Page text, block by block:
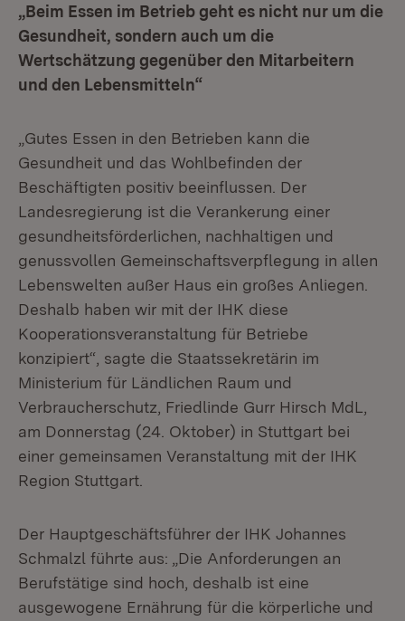
„Beim Essen im Betrieb geht es nicht nur um die
Gesundheit, sondern auch um die
Wertschätzung gegenüber den Mitarbeitern
und den Lebensmitteln“
„Gutes Essen in den Betrieben kann die
Gesundheit und das Wohlbefinden der
Beschäftigten positiv beeinflussen. Der
Landesregierung ist die Verankerung einer
gesundheitsförderlichen, nachhaltigen und
genussvollen Gemeinschaftsverpflegung in allen
Lebenswelten außer Haus ein großes Anliegen.
Deshalb haben wir mit der IHK diese
Kooperationsveranstaltung für Betriebe
konzipiert“, sagte die Staatssekretärin im
Ministerium für Ländlichen Raum und
Verbraucherschutz, Friedlinde Gurr Hirsch MdL,
am Donnerstag (24. Oktober) in Stuttgart bei
einer gemeinsamen Veranstaltung mit der IHK
Region Stuttgart.
Der Hauptgeschäftsführer der IHK Johannes
Schmalzl führte aus: „Die Anforderungen an
Berufstätige sind hoch, deshalb ist eine
ausgewogene Ernährung für die körperliche und